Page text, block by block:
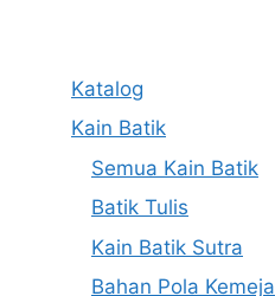
Katalog
Kain Batik
Semua Kain Batik
Batik Tulis
Kain Batik Sutra
Bahan Pola Kemeja